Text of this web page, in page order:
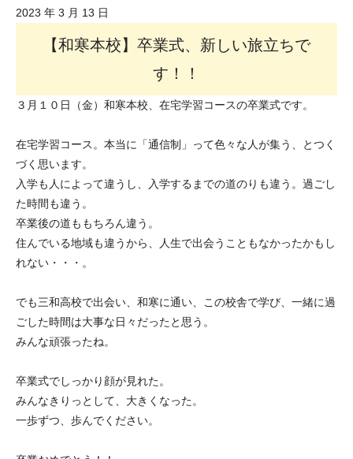
2023 年 3 月 13 日
【和寒本校】卒業式、新しい旅立ちで
す！！
３月１０日（金）和寒本校、在宅学習コースの卒業式です。
在宅学習コース。本当に「通信制」って色々な人が集う、とつく
づく思います。
入学も人によって違うし、入学するまでの道のりも違う。過ごし
た時間も違う。
卒業後の道ももちろん違う。
住んでいる地域も違うから、人生で出会うこともなかったかもし
れない・・・。
でも三和高校で出会い、和寒に通い、この校舎で学び、一緒に過
ごした時間は大事な日々だったと思う。
みんな頑張ったね。
卒業式でしっかり顔が見れた。
みんなきりっとして、大きくなった。
一歩ずつ、歩んでください。